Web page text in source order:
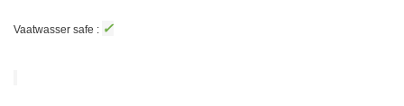
Vaatwasser safe : ✓